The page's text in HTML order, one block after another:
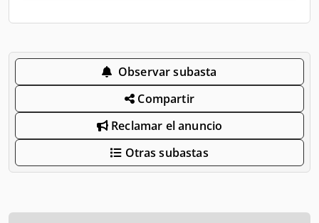
Observar subasta
Compartir
Reclamar el anuncio
Otras subastas